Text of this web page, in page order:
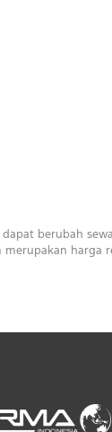
dapat berubah
harga